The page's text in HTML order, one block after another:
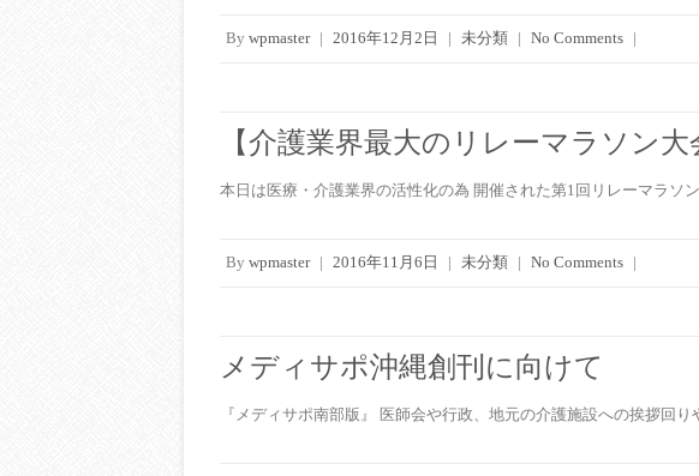
By wpmaster | 2016年12月2日 | 未分類 | No Comments |
【介護業界最大のリレーマラソン大
本日は医療・介護業界の活性化の為 開催された第1回リレーマラソ
By wpmaster | 2016年11月6日 | 未分類 | No Comments |
メディサポ沖縄創刊に向けて
『メディサポ南部版』 医師会や行政、地元の介護施設への挨拶回